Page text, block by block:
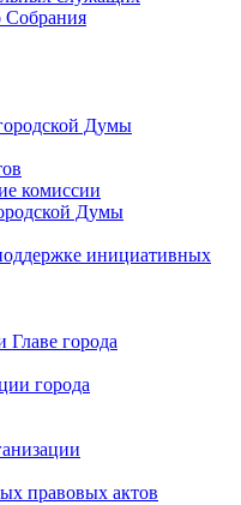
Cобрания
Думы
комиссии
Думы
инициативных
города
города
правовых актов